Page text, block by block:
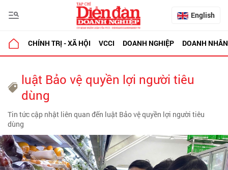
English
CHÍNH TRỊ - XÃ HỘI VCCI DOANH NGHIỆP DOANH NHÂN
luật Bảo vệ quyền lợi người tiêu
dùng
Tin tức cập nhật liên quan đến luật Bảo vệ quyền lợi người tiêu
dùng